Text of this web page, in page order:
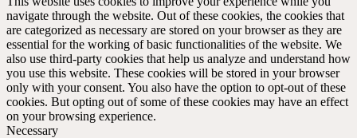
navigate through the website. Out of these cookies, the cookies that
are categorized as necessary are stored on your browser as they are
essential for the working of basic functionalities of the website. We
also use third-party cookies that help us analyze and understand how
you use this website. These cookies will be stored in your browser
only with your consent. You also have the option to opt-out of these
cookies. But opting out of some of these cookies may have an effect
on your browsing experience.
Necessary